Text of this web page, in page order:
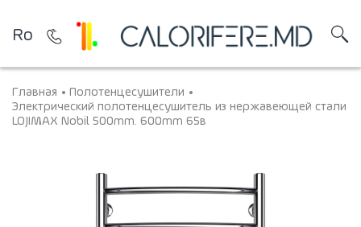
Ro
Главная
Полотенцесушители
Электрический полотенцесушитель из нержавеющей стали
LOJIMAX Nobil 500mm. 600mm 65в